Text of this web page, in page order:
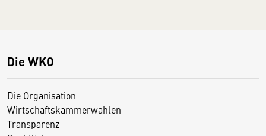
Die WKO
Die Organisation
Wirtschaftskammerwahlen
Transparenz